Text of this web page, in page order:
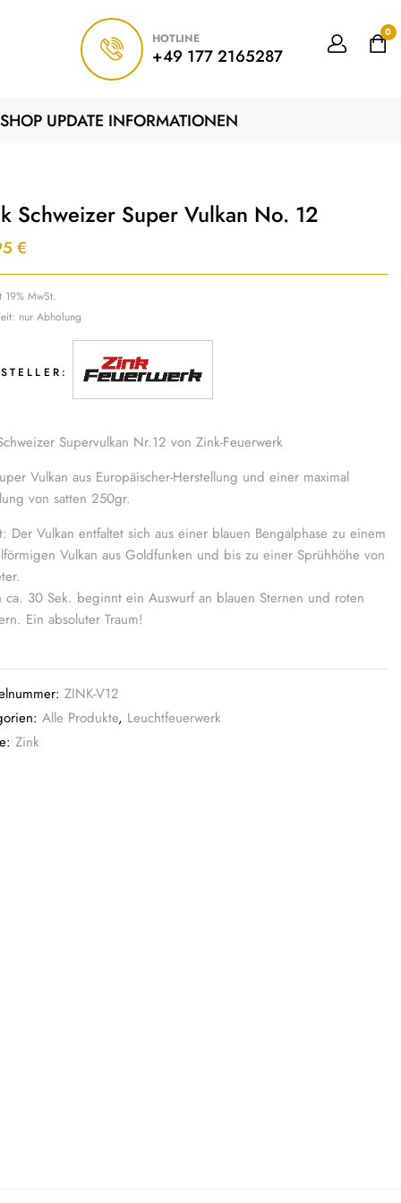
HOTLINE
+49 177 2165287
0
SHOP UPDATE INFORMATIONEN
Schweizer Super Vulkan No. 12
€
19% MwSt.
nur Abholung
Supervulkan Nr.12 von Zink-Feuerwerk
Vulkan aus Europäischer-Herstellung und einer maximal
von satten 250gr.
Der Vulkan entfaltet sich aus einer blauen Bengalphase zu einem
Vulkan aus Goldfunken und bis zu einer Sprühhöhe von
ca. 30 Sek. beginnt ein Auswurf an blauen Sternen und roten
Ein absoluter Traum!
ZINK-V12
Alle Produkte, Leuchtfeuerwerk
Zink